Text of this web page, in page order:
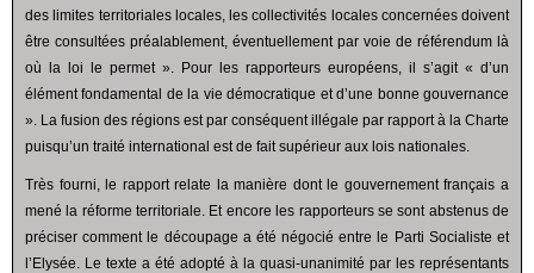
des limites territoriales locales, les collectivités locales concernées doivent
être consultées préalablement, éventuellement par voie de référendum là
où la loi le permet ». Pour les rapporteurs européens, il s’agit « d’un
élément fondamental de la vie démocratique et d’une bonne gouvernance
». La fusion des régions est par conséquent illégale par rapport à la Charte
puisqu’un traité international est de fait supérieur aux lois nationales.
Très fourni, le rapport relate la manière dont le gouvernement français a
mené la réforme territoriale. Et encore les rapporteurs se sont abstenus de
préciser comment le découpage a été négocié entre le Parti Socialiste et
l’Elysée. Le texte a été adopté à la quasi-unanimité par les représentants